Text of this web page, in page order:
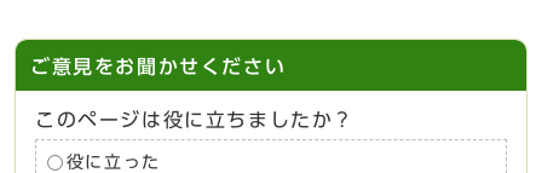
ご意見をお聞かせください
このページは役に立ちましたか？
役に立った